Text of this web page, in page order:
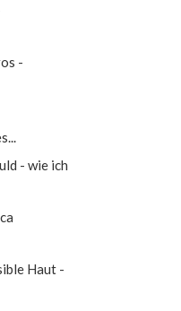
-
- wie ich
Haut -